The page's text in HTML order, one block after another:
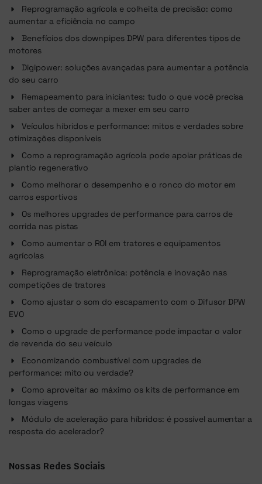
Reprogramação agrícola e colheita de precisão: como
aumentar a eficiência no campo
Benefícios dos downpipes DPW para diferentes tipos de
motores
Digipower: soluções avançadas para aumentar a potência
do seu carro
Remapeamento para iniciantes: tudo o que você precisa
saber antes de começar a mexer em seu carro
Veículos híbridos e performance: mitos e verdades sobre
otimizações disponíveis
Como a reprogramação agrícola pode apoiar práticas de
plantio regenerativo
Como melhorar o desempenho e o ronco do motor em
carros esportivos
Os melhores upgrades de performance para carros de
corrida nas pistas
Como aumentar o ROI em tratores e equipamentos
agrícolas
Reprogramação eletrônica: potência e inovação nas
competições de tratores
Como ajustar o som do escapamento com o Difusor DPW
EVO
Como o upgrade de performance pode impactar o valor
de revenda do seu veículo
Economizando combustível com upgrades de
performance: mito ou verdade?
Como aproveitar ao máximo os kits de performance em
longas viagens
Módulo de aceleração para híbridos: é possível aumentar a
resposta do acelerador?
Nossas Redes Sociais